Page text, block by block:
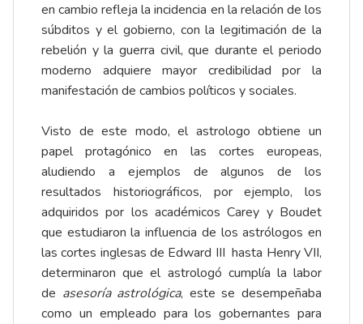
en cambio refleja la incidencia en la relación de los
súbditos y el gobierno, con la legitimación de la
rebelión y la guerra civil, que durante el periodo
moderno adquiere mayor credibilidad por la
manifestación de cambios políticos y sociales.
Visto de este modo, el astrologo obtiene un
papel protagónico en las cortes europeas,
aludiendo a ejemplos de algunos de los
resultados historiográficos, por ejemplo, los
adquiridos por los académicos Carey y Boudet
que estudiaron la influencia de los astrólogos en
las cortes inglesas de Edward III hasta Henry VII,
determinaron que el astrologó cumplía la labor
de asesoría astrológica, este se desempeñaba
como un empleado para los gobernantes para